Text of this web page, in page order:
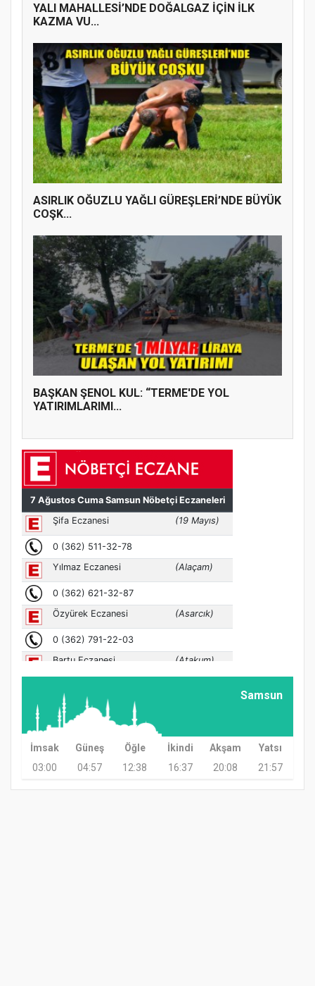
YALI MAHALLESİ’NDE DOĞALGAZ İÇİN İLK
KAZMA VU...
ASIRLIK OĞUZLU YAĞLI GÜREŞLERİ’NDE BÜYÜK
COŞK...
BAŞKAN ŞENOL KUL: “TERME'DE YOL
YATIRIMLARIMI...
Samsun
İmsak Güneş Öğle İkindi Akşam
Yatsı
03:00
04:57 12:38 16:37 20:08 21:57